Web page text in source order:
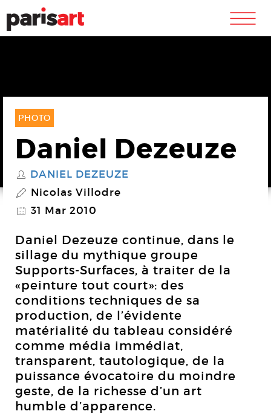
m
PHOTO
Daniel Dezeuze
S DANIEL DEZEUZE
P Nicolas Villodre
@ 31 Mar 2010
Daniel Dezeuze continue, dans le
sillage du mythique groupe
Supports-Surfaces, à traiter de la
«peinture tout court»: des
conditions techniques de sa
production, de l’évidente
matérialité du tableau considéré
comme média immédiat,
transparent, tautologique, de la
puissance évocatoire du moindre
geste, de la richesse d’un art
humble d’apparence.